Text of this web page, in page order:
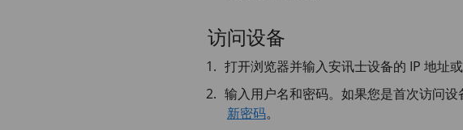
访问设备
打开浏览器并输入安讯士设备的 IP 地址或
输入用户名和密码。如果您是首次访问
新密码。